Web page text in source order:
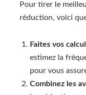
Pour tirer le
réduction, voici
Faites vos
estimez la
pour vous
Combinez les